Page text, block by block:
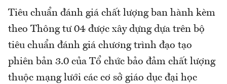
Tiêu chuẩn đánh giá chất lượng ban hành kèm
theo Thông tư 04 được xây dựng dựa trên bộ
tiêu chuẩn đánh giá chương trình đạo tạo
phiên bản 3.0 của Tổ chức bảo đảm chất lượng
thuộc mạng lưới các cơ sở giáo dục đại học